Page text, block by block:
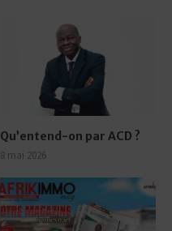
Qu’entend-on par ACD ?
8 mai 2026